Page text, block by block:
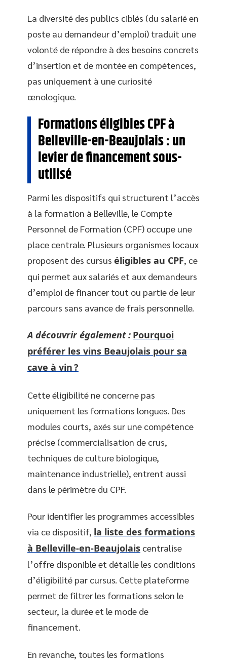
La diversité des publics ciblés (du salarié en
poste au demandeur d’emploi) traduit une
volonté de répondre à des besoins concrets
d’insertion et de montée en compétences,
pas uniquement à une curiosité
œnologique.
Formations éligibles CPF à
Belleville-en-Beaujolais : un
levier de financement sous-
utilisé
Parmi les dispositifs qui structurent l’accès
à la formation à Belleville, le Compte
Personnel de Formation (CPF) occupe une
place centrale. Plusieurs organismes locaux
proposent des cursus éligibles au CPF, ce
qui permet aux salariés et aux demandeurs
d’emploi de financer tout ou partie de leur
parcours sans avance de frais personnelle.
A découvrir également : Pourquoi
préférer les vins Beaujolais pour sa
cave à vin ?
Cette éligibilité ne concerne pas
uniquement les formations longues. Des
modules courts, axés sur une compétence
précise (commercialisation de crus,
techniques de culture biologique,
maintenance industrielle), entrent aussi
dans le périmètre du CPF.
Pour identifier les programmes accessibles
via ce dispositif, la liste des formations
à Belleville-en-Beaujolais centralise
l’offre disponible et détaille les conditions
d’éligibilité par cursus. Cette plateforme
permet de filtrer les formations selon le
secteur, la durée et le mode de
financement.
En revanche, toutes les formations